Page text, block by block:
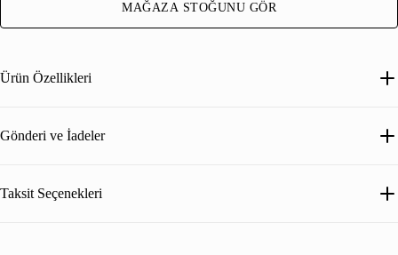
MAĞAZA STOĞUNU GÖR
Ürün Özellikleri
Gönderi ve İadeler
Taksit Seçenekleri